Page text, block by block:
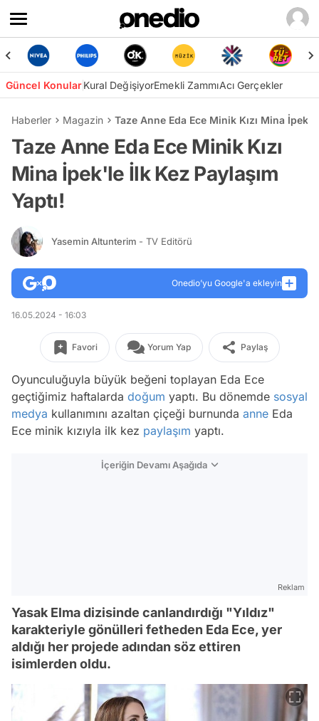
Güncel KonularKural DeğişiyorEmekli ZammıAcı Gerçekler
Haberler Magazin Taze Anne Eda Ece Minik Kızı Mina
Taze Anne Eda Ece Minik Kızı
Mina İpek'le İlk Kez Paylaşım
Yaptı!
Yasemin Altunterim - TV Editörü
Onedio’yu Google'a ekleyin
16.05.2024 - 16:03
Favori Yorum Yap Paylaş
Oyunculuğuyla büyük beğeni toplayan Eda Ece
geçtiğimiz haftalarda doğum yaptı. Bu dönemde sosyal
medya kullanımını azaltan çiçeği burnunda anne Eda
Ece minik kızıyla ilk kez paylaşım yaptı.
İçeriğin Devamı Aşağıda
Reklam
Yasak Elma dizisinde canlandırdığı "Yıldız"
karakteriyle gönülleri fetheden Eda Ece, yer
aldığı her projede adından söz ettiren
isimlerden oldu.